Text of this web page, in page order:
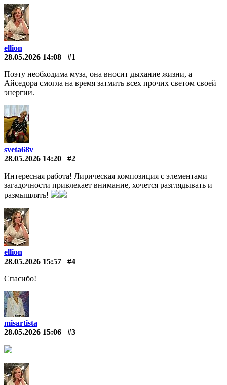
ellion
28.05.2026 14:08
#1
Поэту необходима муза, она вносит дыхание жизни, а
Айседора смогла на время затмить всех прочих светом своей
энергии.
sveta68v
28.05.2026 14:20
#2
Интересная работа! Лирическая композиция с элементами
загадочности привлекает внимание, хочется разглядывать и
размышлять!
ellion
28.05.2026 15:57
#4
Спасибо!
misartista
28.05.2026 15:06
#3